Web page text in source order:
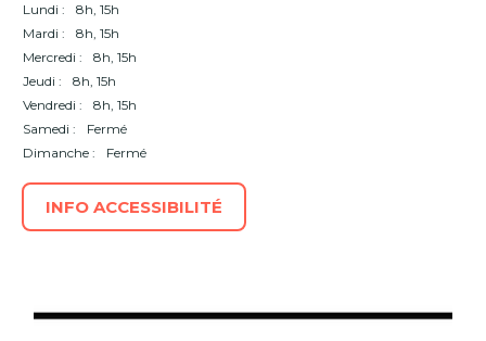
Lundi :
8h, 15h
Mardi :
8h, 15h
Mercredi :
8h, 15h
Jeudi :
8h, 15h
Vendredi :
8h, 15h
Samedi :
Fermé
Dimanche :
Fermé
INFO ACCESSIBILITÉ